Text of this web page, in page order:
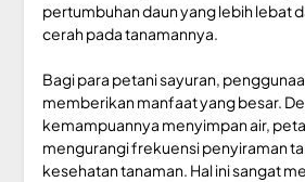
pertumbuhan daun yang lebih lebat
cerah pada tanamannya.
Bagi para petani sayuran,
memberikan manfaat yang besar.
kemampuannya menyimpan air,
mengurangi frekuensi penyiraman
kesehatan tanaman. Hal ini sangat